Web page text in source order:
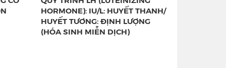
HORMONE): IU/L: HUYẾT THANH/
HUYẾT TƯƠNG: ĐỊNH LƯỢNG
(HÓA SINH MIỄN DỊCH)